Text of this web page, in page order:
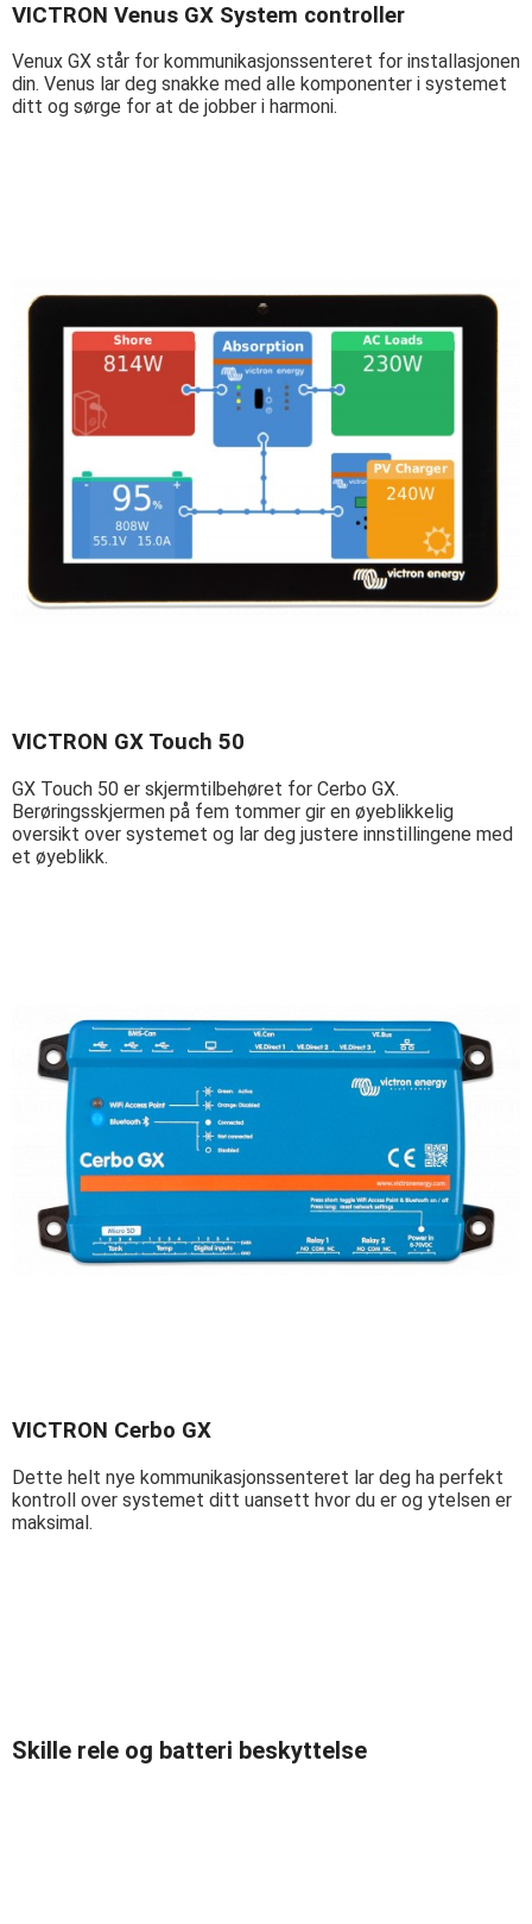
VICTRON Venus GX System controller
Venux GX står for kommunikasjonssenteret for installasjonen
din. Venus lar deg snakke med alle komponenter i systemet
ditt og sørge for at de jobber i harmoni.
VICTRON GX Touch 50
GX Touch 50 er skjermtilbehøret for Cerbo GX.
Berøringsskjermen på fem tommer gir en øyeblikkelig
oversikt over systemet og lar deg justere innstillingene med
et øyeblikk.
VICTRON Cerbo GX
Dette helt nye kommunikasjonssenteret lar deg ha perfekt
kontroll over systemet ditt uansett hvor du er og ytelsen er
maksimal.
Skille rele og batteri beskyttelse